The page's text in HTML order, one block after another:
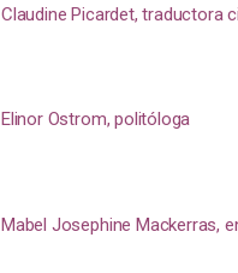
Claudine Picardet, traductora
Elinor Ostrom, politóloga
Mabel Josephine Mackerras,